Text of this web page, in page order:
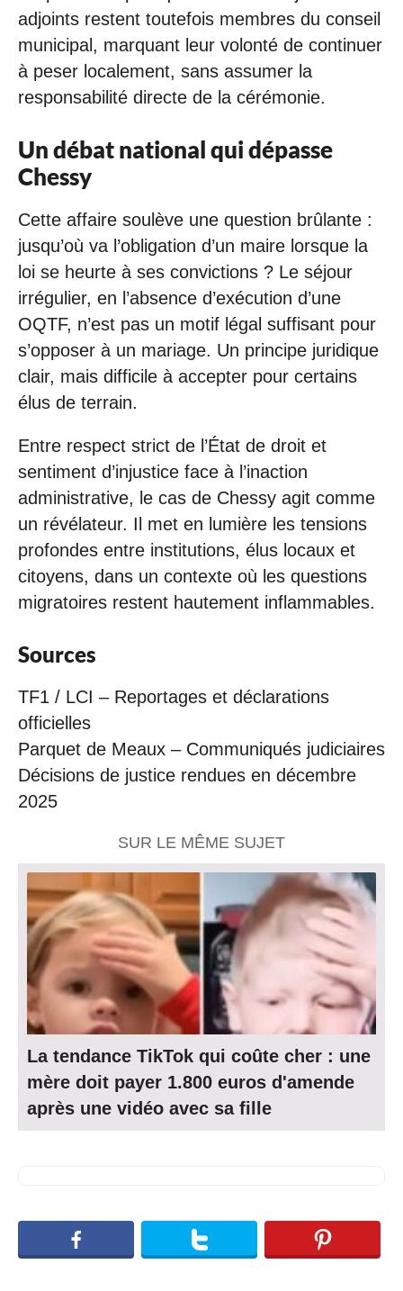
adjoints restent toutefois membres du conseil
municipal, marquant leur volonté de continuer
à peser localement, sans assumer la
responsabilité directe de la cérémonie.
Un débat national qui dépasse
Chessy
Cette affaire soulève une question brûlante :
jusqu’où va l’obligation d’un maire lorsque la
loi se heurte à ses convictions ? Le séjour
irrégulier, en l’absence d’exécution d’une
OQTF, n’est pas un motif légal suffisant pour
s’opposer à un mariage. Un principe juridique
clair, mais difficile à accepter pour certains
élus de terrain.
Entre respect strict de l’État de droit et
sentiment d’injustice face à l’inaction
administrative, le cas de Chessy agit comme
un révélateur. Il met en lumière les tensions
profondes entre institutions, élus locaux et
citoyens, dans un contexte où les questions
migratoires restent hautement inflammables.
Sources
TF1 / LCI – Reportages et déclarations
officielles
Parquet de Meaux – Communiqués judiciaires
Décisions de justice rendues en décembre
2025
SUR LE MÊME SUJET
La tendance TikTok qui coûte cher : une
mère doit payer 1.800 euros d'amende
après une vidéo avec sa fille